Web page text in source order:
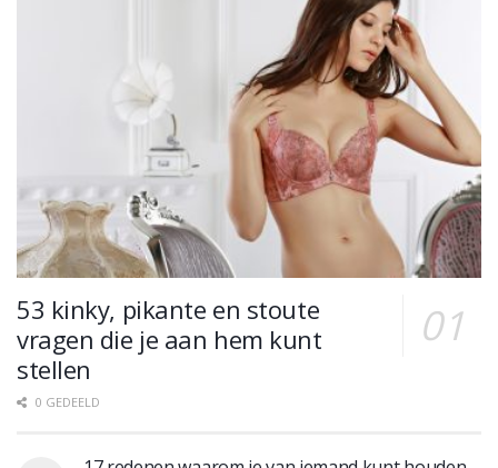
53 kinky, pikante en stoute
vragen die je aan hem kunt
stellen
0 GEDEELD